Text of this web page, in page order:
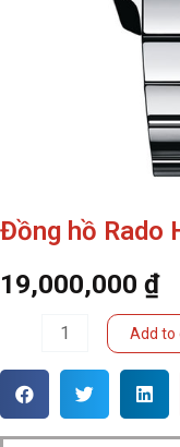
Đồng hồ Rado
19,000,000 ₫
Rado
Add to